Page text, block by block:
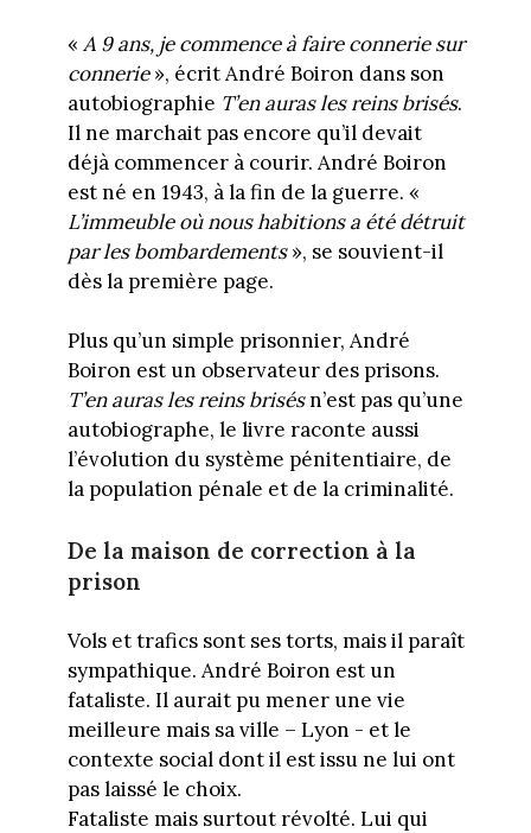
« A 9 ans, je commence à faire connerie sur
connerie», écrit André Boiron dans son
autobiographie T’en auras les reins brisés.
Il ne marchait pas encore qu’il devait
déjà commencer à courir. André Boiron
est né en 1943, à la fin de la guerre. «
L’immeuble où nous habitions a été détruit
par les bombardements», se souvient-il
dès la première page.
Plus qu’un simple prisonnier, André
Boiron est un observateur des prisons.
T’en auras les reins brisésn’est pas qu’une
autobiographe, le livre raconte aussi
l’évolution du système pénitentiaire, de
la population pénale et de la criminalité.
De la maison de correction à la
prison
Vols et trafics sont ses torts, mais il paraît
sympathique. André Boiron est un
fataliste. Il aurait pu mener une vie
meilleure mais sa ville – Lyon - et le
contexte social dont il est issu ne lui ont
pas laissé le choix.
Fataliste mais surtout révolté. Lui qui